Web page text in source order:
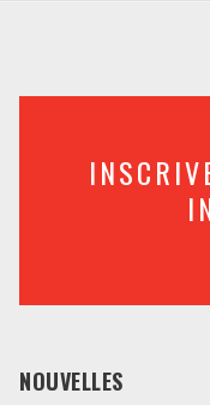
NOUVELLES